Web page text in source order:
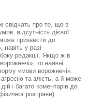
свідчать про те, що в
відсутність дієвої
може призвести до
у разі
редакції. Якщо ж в
то наявні
«мови ворожнечі».
та злість, а й може
і багато коментарів до
розправи).